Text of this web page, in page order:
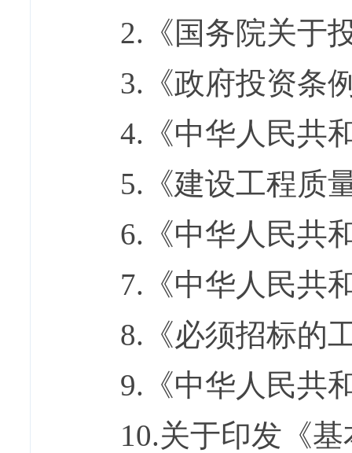
2. 《国务院关于
3. 《政府投资条
4. 《中华人民共
5. 《建设工程质
6. 《中华人民共
7. 《中华人民共
8. 《必须招标的
9. 《中华人民共
10.关于印发《